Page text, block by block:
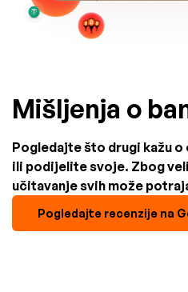
Mišljenja o
Pogledajte što drugi kažu
ili podijelite svoje. Zbog
učitavanje svih može
Pogledajte recenzije na